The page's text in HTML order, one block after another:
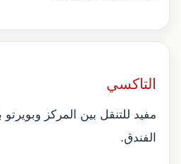
التاكسي
مفيد للتنقل بين المركز وبويرتو
الفندق.